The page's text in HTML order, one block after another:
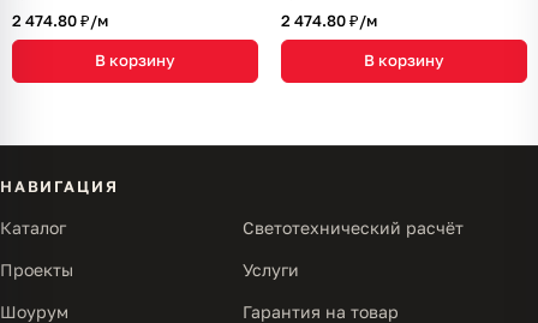
2 474.80 ₽/м
В корзину
2 474.80 ₽/м
В корзину
НАВИГАЦИЯ
Каталог Светотехнический расчёт
Проекты Услуги
Шоурум Гарантия на товар